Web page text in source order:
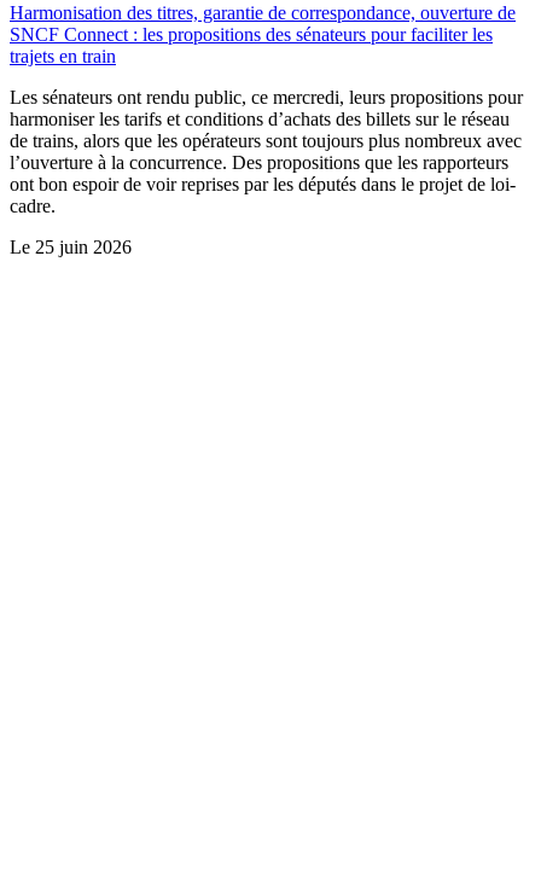
Harmonisation des titres, garantie de correspondance, ouverture de
SNCF Connect : les propositions des sénateurs pour faciliter les
trajets en train
Les sénateurs ont rendu public, ce mercredi, leurs propositions pour
harmoniser les tarifs et conditions d’achats des billets sur le réseau
de trains, alors que les opérateurs sont toujours plus nombreux avec
l’ouverture à la concurrence. Des propositions que les rapporteurs
ont bon espoir de voir reprises par les députés dans le projet de loi-
cadre.
Le 25 juin 2026